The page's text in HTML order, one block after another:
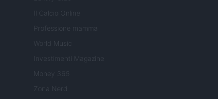
Il Calcio Online
Professione mamma
World Music
Investimenti Magazine
Money 365
Zona Nerd